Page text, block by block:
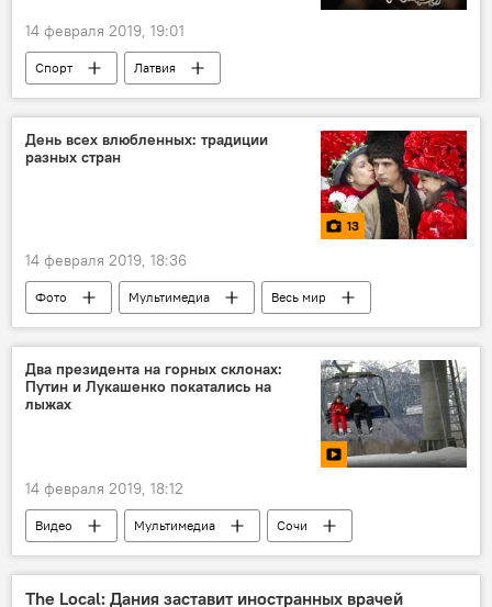
14 февраля 2019, 19:01
Спорт Латвия
День всех влюбленных: традиции
разных стран
13
14 февраля 2019, 18:36
Фото Мультимедиа
Весь мир
День святого Валентина
Два президента на горных склонах:
Путин и Лукашенко покатались на
лыжах
14 февраля 2019, 18:12
Видео Мультимедиа
Сочи
Россия
Беларусь
Владимир Путин
Александр Лукашенко
The Local: Дания заставит иностранных врачей